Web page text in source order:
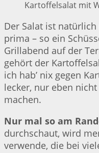
Kartoffelsalat mit
Der Salat ist
prima – so ein
Grillabend auf der
gehört der
ich hab’ nix gegen
lecker, nur eben
machen.
Nur mal so am
durchschaut, wird
verwende, die bei